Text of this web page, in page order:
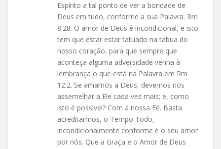
Espírito a tal ponto de ver a bondade de
Deus em tudo, conforme a sua Palavra. Rm
8:28. O amor de Deus é incondicional, e isto
tem que estar estar tatuado na tábua do
nosso coração, para que sempre que
aconteça alguma adversidade venha à
lembrança o que está na Palavra em Rm
12:2. Se amamos a Deus, devemos nos
assemelhar a Ele cada vez mais; e, como
isto é possível? Com a nossa Fé. Basta
acreditarmos, o Tempo Todo,
incondicionalmente conforme é o seu amor
por nós. Que a Graça e o Amor de Deus